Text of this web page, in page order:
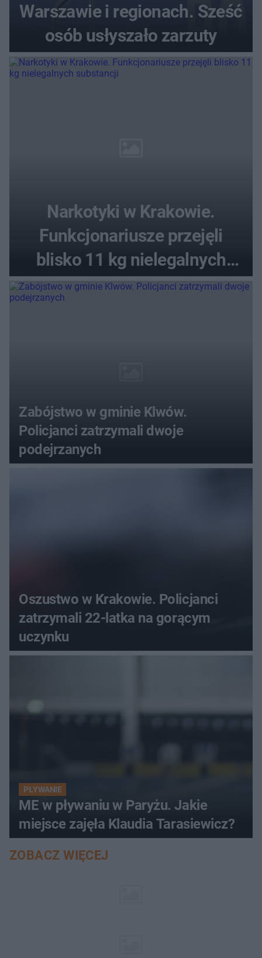
Warszawie i regionach. Sześć
osób usłyszało zarzuty
Narkotyki w Krakowie.
Funkcjonariusze przejęli
blisko 11 kg nielegalnych
substancji
Zabójstwo w gminie Klwów.
Policjanci zatrzymali dwoje
podejrzanych
Oszustwo w Krakowie. Policjanci
zatrzymali 22-latka na gorącym
uczynku
PŁYWANIE
ME w pływaniu w Paryżu. Jakie
miejsce zajęła Klaudia Tarasiewicz?
ZOBACZ WIĘCEJ